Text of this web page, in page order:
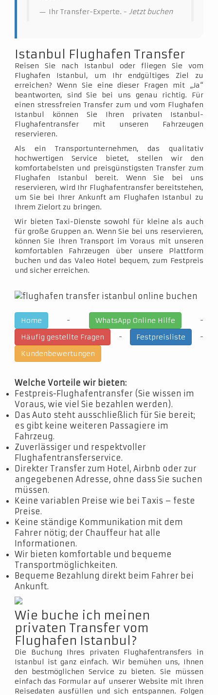
Ihr Transfer-Experte. - Jetzt buchen
Istanbul Flughafen Transfer
Reisen Sie nach Istanbul oder fliegen Sie vom
Flughafen Istanbul, um Ihr endgültiges Ziel zu
erreichen? Wenn Sie eine dieser Fragen mit „Ja“
beantworten, sind Sie bei uns genau richtig. Für
einen stressfreien Transfer zum und vom Flughafen
Istanbul können Sie Ihren privaten Istanbul-
Flughafentransfer mit unseren Fahrzeugen
reservieren.
Als ein Transportunternehmen, das qualitativ
hochwertigen Service bietet, stellen wir den
komfortabelsten und preisgünstigsten Transfer zum
Flughafen Istanbul bereit. Wenn Sie bei uns
reservieren, wird Ihr Flughafentransfer bereitstehen,
um Sie bei Ihrer Ankunft am Flughafen Istanbul zu
Ihrem Zielort zu bringen.
Wir bieten Taxi-Dienste sowohl für kleine als auch
für große Gruppen an. Wenn Sie bei uns reservieren,
können Sie Ihren Transport im Voraus mit unseren
komfortablen Fahrzeugen über unsere Plattform
buchen und das Valeo Hotel bequem, zum Festpreis
und sicher erreichen.
Home - WhatsApp Online Hilfe
-
Häufig gestellte Fragen
- Festpreisliste
-
Kundenbewertungen
Welche Vorteile wir bieten:
Festpreis-Flughafentransfer (Sie wissen im
Voraus, wie viel Sie bezahlen werden).
Das Auto steht ausschließlich für Sie bereit;
es gibt keine weiteren Passagiere im
Fahrzeug.
Zuverlässiger und respektvoller
Flughafentransferservice.
Direkter Transfer zum Hotel, Airbnb oder zur
angegebenen Adresse, ohne dass Sie suchen
müssen.
Keine variablen Preise wie bei Taxis – feste
Preise.
Keine ständige Kommunikation mit dem
Fahrer nötig; der Chauffeur hat alle
Informationen.
Wir bieten komfortable und bequeme
Transportmöglichkeiten.
Bequeme Bezahlung direkt beim Fahrer bei
Ankunft.
Wie buche ich meinen
privaten Transfer vom
Flughafen Istanbul?
Die Buchung Ihres privaten Flughafentransfers in
Istanbul ist ganz einfach. Wir bemühen uns, Ihnen
den bestmöglichen Service zu bieten. Sie müssen
einfach das Formular auf unserer Website mit Ihren
Reisedaten ausfüllen und sich entspannen. Folgen